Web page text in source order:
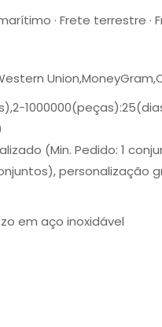
· Frete terrestre ·
(Min. Pedido: 1
personalização
em aço inoxidável